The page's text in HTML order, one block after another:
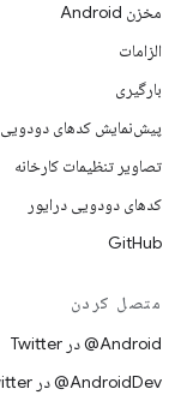
مخزن Android
الزامات
بارگیری
پیش‌نمایش کدهای دودویی
تصاویر تنظیمات کارخانه
کدهای دودویی درایور
GitHub
متصل کردن
Android@ در Twitter
AndroidDev@ در Twitter